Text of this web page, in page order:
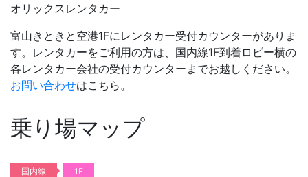
オリックスレンタカー
富山きときと空港1Fにレンタカー受付カウンターがありま
す。レンタカーをご利用の方は、国内線1F到着ロビー横の
各レンタカー会社の受付カウンターまでお越しください。
お問い合わせはこちら。
乗り場マップ
国内線 1F